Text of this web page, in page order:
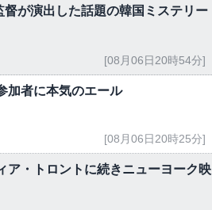
督が演出した話題の韓国ミステリー
[08月06日20時54分]
加者に本気のエール
[08月06日20時25分]
ア・トロントに続きニューヨーク映